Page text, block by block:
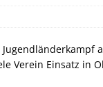
Verein Einsatz in